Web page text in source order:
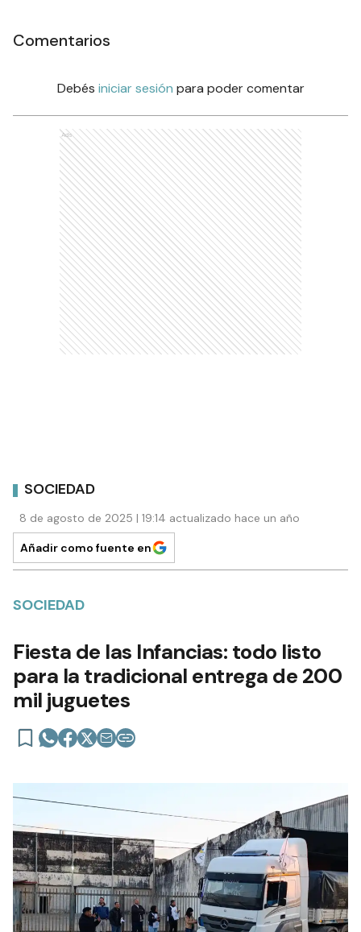
Comentarios
Debés iniciar sesión para poder comentar
Ads
SOCIEDAD
8 de agosto de 2025 | 19:14 actualizado hace un año
Añadir como fuente en
SOCIEDAD
Fiesta de las Infancias: todo listo
para la tradicional entrega de 200
mil juguetes